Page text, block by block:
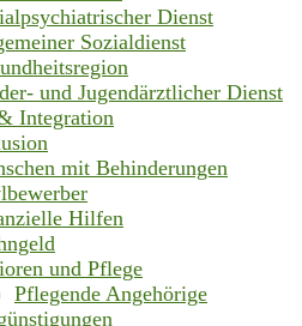
Dienst
Sozialdienst
und Jugendärztlicher Dienst
Integration
mit Behinderungen
Hilfen
und Pflege
Pflegende Angehörige